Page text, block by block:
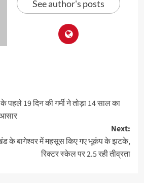
See author's posts
पहले 19 दिन की गर्मी ने तोड़ा 14 साल का
Next:
के बागेश्वर में महसूस किए गए भूकंप के झटके,
रिक्टर स्केल पर 2.5 रही तीव्रता